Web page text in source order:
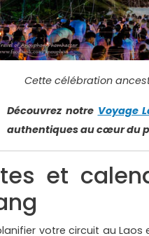
Cette célébration
Découvrez notre Voyage
authentiques au cœur du
et
votre circuit au Laos